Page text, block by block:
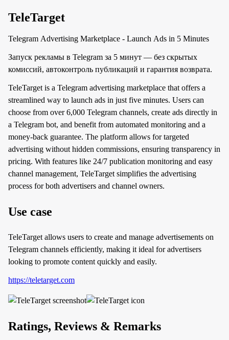
TeleTarget
Telegram Advertising Marketplace - Launch Ads in 5 Minutes
Запуск рекламы в Telegram за 5 минут — без скрытых
комиссий, автоконтроль публикаций и гарантия возврата.
TeleTarget is a Telegram advertising marketplace that offers a
streamlined way to launch ads in just five minutes. Users can
choose from over 6,000 Telegram channels, create ads directly in
a Telegram bot, and benefit from automated monitoring and a
money-back guarantee. The platform allows for targeted
advertising without hidden commissions, ensuring transparency in
pricing. With features like 24/7 publication monitoring and easy
channel management, TeleTarget simplifies the advertising
process for both advertisers and channel owners.
Use case
TeleTarget allows users to create and manage advertisements on
Telegram channels efficiently, making it ideal for advertisers
looking to promote content quickly and easily.
https://teletarget.com
Ratings, Reviews & Remarks